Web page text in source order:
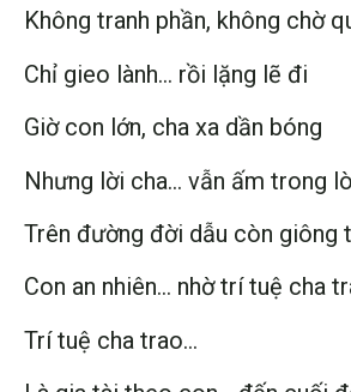
Không tranh phần, không chờ
Chỉ gieo lành… rồi lặng lẽ đi
Giờ con lớn, cha xa dần bóng
Nhưng lời cha… vẫn ấm trong
Trên đường đời dẫu còn giông
Con an nhiên… nhờ trí tuệ cha
Trí tuệ cha trao…